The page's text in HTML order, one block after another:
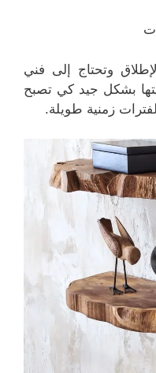
وتحتاج إلى فني
بشكل جيد كي تصبح
زمنية طويلة.